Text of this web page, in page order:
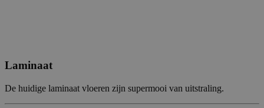
Laminaat
De huidige laminaat vloeren zijn supermooi van uitstraling.